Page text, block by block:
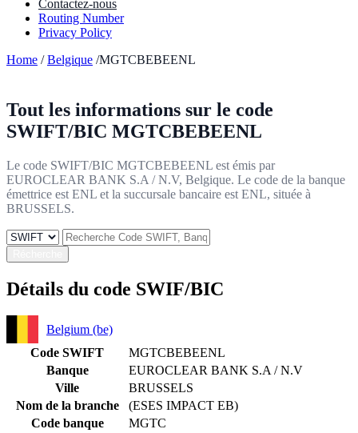
Contactez-nous
Routing Number
Privacy Policy
Home /Belgique /MGTCBEBEENL
Tout les informations sur le code
SWIFT/BIC MGTCBEBEENL
Le code SWIFT/BIC MGTCBEBEENL est émis par
EUROCLEAR BANK S.A / N.V, Belgique. Le code de la banque
émettrice est ENL et la succursale bancaire est ENL, située à
BRUSSELS.
Détails du code SWIF/BIC
Belgium (be)
Code SWIFT
MGTCBEBEENL
Banque
EUROCLEAR BANK S.A / N.V
Ville
BRUSSELS
Nom de la branche
(ESES IMPACT EB)
Code banque
MGTC